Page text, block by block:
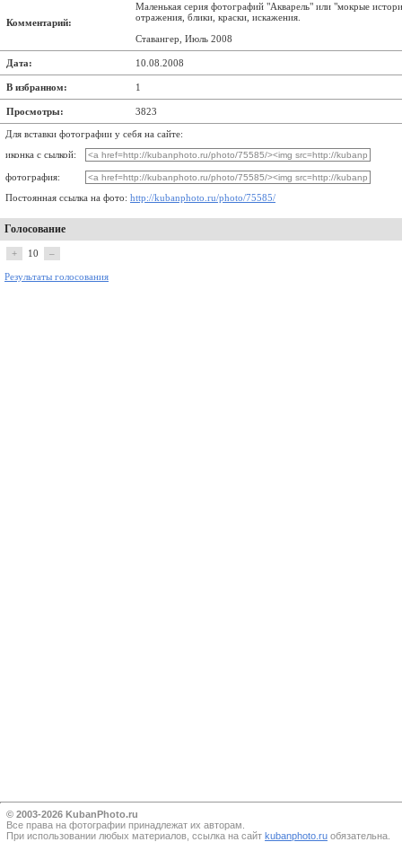
Комментарий:
Mаленькая серия фотографий "Акварель" или "мокрые
oтражения, блики, краски, искажения.
Ставангер, Июль 2008
Дата: 10.08.2008
В избранном: 1
Просмотры: 3823
Для вставки фотографии у себя на сайте:
иконка с сылкой:
фотография:
Постоянная ссылка на фото: http://kubanphoto.ru/photo/75585/
Голосование
+ 10 –
Результаты голосования
© 2003-2026 KubanPhoto.ru
Все прaва на фотографии принадлежат их авторам.
При использовании любых материалов, ссылка на сайт kubanphoto.ru обязательна.